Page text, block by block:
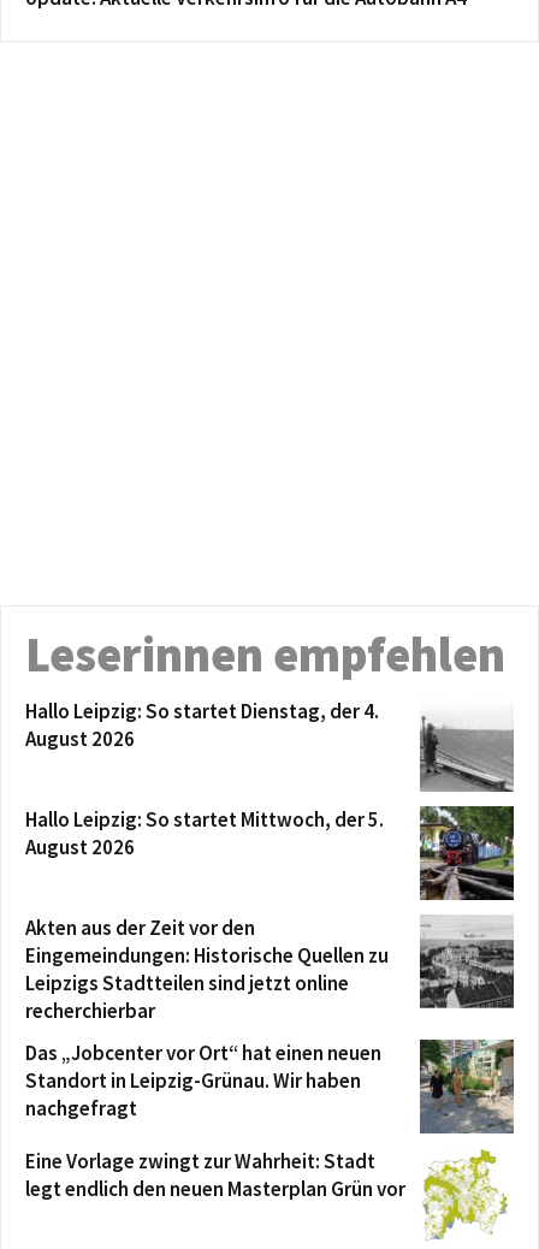
Leserinnen empfehlen
Hallo Leipzig: So startet Dienstag, der 4.
August 2026
Hallo Leipzig: So startet Mittwoch, der 5.
August 2026
Akten aus der Zeit vor den
Eingemeindungen: Historische Quellen zu
Leipzigs Stadtteilen sind jetzt online
recherchierbar
Das „Jobcenter vor Ort“ hat einen neuen
Standort in Leipzig-Grünau. Wir haben
nachgefragt
Eine Vorlage zwingt zur Wahrheit: Stadt
legt endlich den neuen Masterplan Grün vor